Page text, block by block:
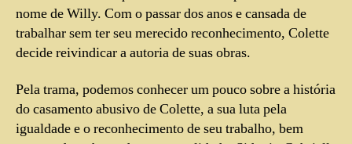
nome de Willy. Com o passar dos anos e cansada de
trabalhar sem ter seu merecido reconhecimento, Colette
decide reivindicar a autoria de suas obras.
Pela trama, podemos conhecer um pouco sobre a história
do casamento abusivo de Colette, a sua luta pela
igualdade e o reconhecimento de seu trabalho, bem